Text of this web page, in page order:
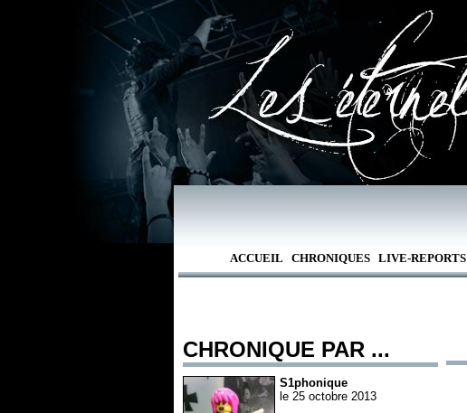
ACCUEIL CHRONIQUES LIVE-REPORTS
CHRONIQUE PAR ...
S1phonique
le 25 octobre 2013